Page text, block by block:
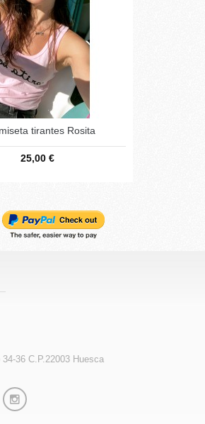
tirantes Rosita
25,00 €
36 C.P.22003 Huesca